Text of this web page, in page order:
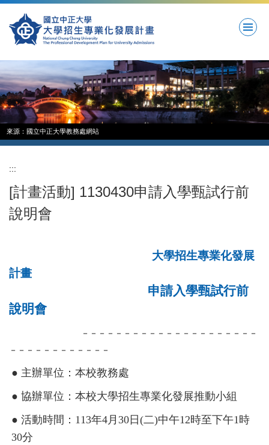
主
內
容
區
來源：國立中正大學教務處網站
:::
[計畫活動] 1130430申請入學甄試行前
說明會
大學招生專業化發展
計畫
申請入學甄試行前
說明會
－－－－－－－－－－－－－－－－－－－－－
－－－－－－－－－－－－
● 主辦單位：本校教務處
● 協辦單位：本校大學招生專業化發展推動小組
● 活動時間：113年4月30日(二)中午12時至下午1時
30分